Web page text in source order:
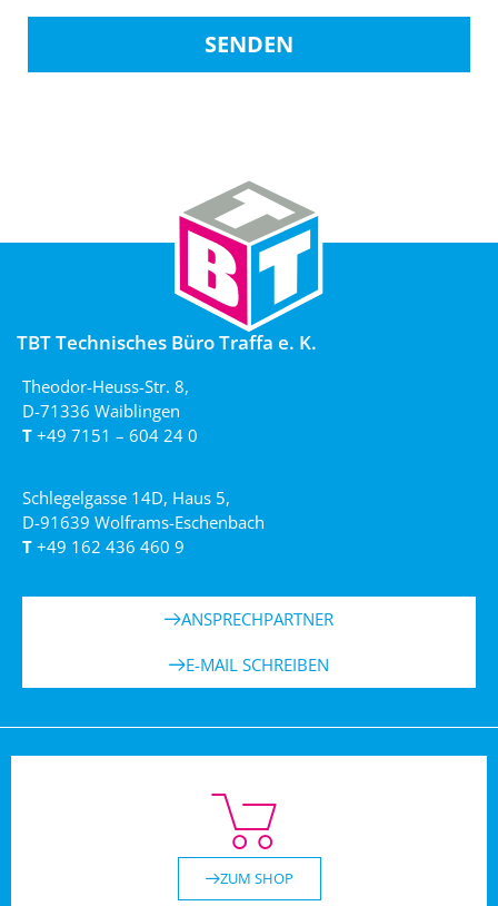
SENDEN
TBT Technisches Büro Traffa e. K.
Theodor-Heuss-Str. 8,
D-71336 Waiblingen
T +49 7151 – 604 24 0
Schlegelgasse 14D, Haus 5,
D-91639 Wolframs-Eschenbach
T +49 162 436 460 9
ANSPRECHPARTNER
E-MAIL SCHREIBEN
ZUM SHOP